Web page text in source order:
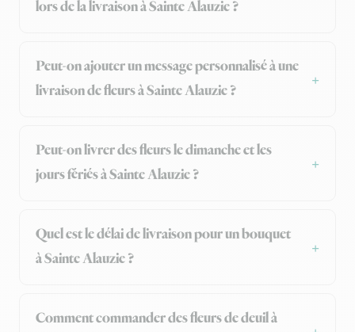
lors de la livraison à Sainte Alauzie ?
Peut-on ajouter un message personnalisé à une
livraison de fleurs à Sainte Alauzie ?
Peut-on livrer des fleurs le dimanche et les
jours fériés à Sainte Alauzie ?
Quel est le délai de livraison pour un bouquet
à Sainte Alauzie ?
Comment commander des fleurs de deuil à